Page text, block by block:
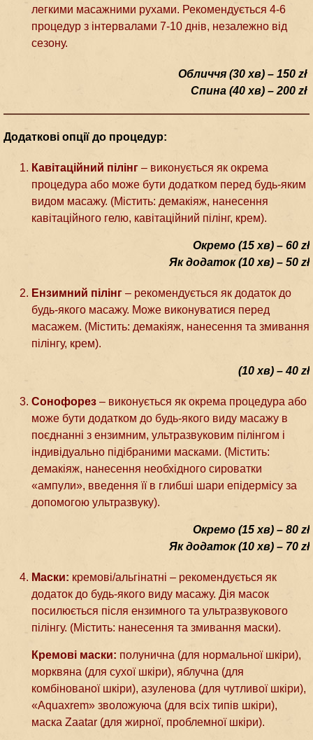
легкими масажними рухами. Рекомендується 4-6
процедур з інтервалами 7-10 днів, незалежно від
сезону.
Обличчя (30 хв) – 150 zł
Спина (40 хв) – 200 zł
Додаткові опції до процедур:
Кавітаційний пілінг – виконується як окрема
процедура або може бути додатком перед будь-яким
видом масажу. (Містить: демакіяж, нанесення
кавітаційного гелю, кавітаційний пілінг, крем).
Окремо (15 хв) – 60 zł
Як додаток (10 хв) – 50 zł
Ензимний пілінг – рекомендується як додаток до
будь-якого масажу. Може виконуватися перед
масажем. (Містить: демакіяж, нанесення та змивання
пілінгу, крем).
(10 хв) – 40 zł
Сонофорез – виконується як окрема процедура або
може бути додатком до будь-якого виду масажу в
поєднанні з ензимним, ультразвуковим пілінгом і
індивідуально підібраними масками. (Містить:
демакіяж, нанесення необхідного сироватки
«ампули», введення її в глибші шари епідермісу за
допомогою ультразвуку).
Окремо (15 хв) – 80 zł
Як додаток (10 хв) – 70 zł
Маски: кремові/альгінатні – рекомендується як
додаток до будь-якого виду масажу. Дія масок
посилюється після ензимного та ультразвукового
пілінгу. (Містить: нанесення та змивання маски).
Кремові маски: полунична (для нормальної шкіри),
морквяна (для сухої шкіри), яблучна (для
комбінованої шкіри), азуленова (для чутливої шкіри),
«Aquaxrem» зволожуюча (для всіх типів шкіри),
маска Zaatar (для жирної, проблемної шкіри).